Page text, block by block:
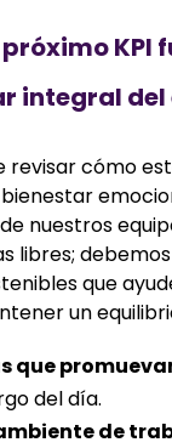
próximo KPI
integral del
revisar cómo
nuestros
libres;
que
un
que
del día.
de